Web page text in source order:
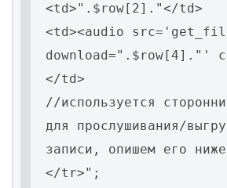
<td>".$row[2]."</td>
<td><audio
download=".$row[4]."'
</td>
//используется
для прослушивания/
записи, опишем его
</tr>";